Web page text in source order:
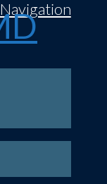
Navigation